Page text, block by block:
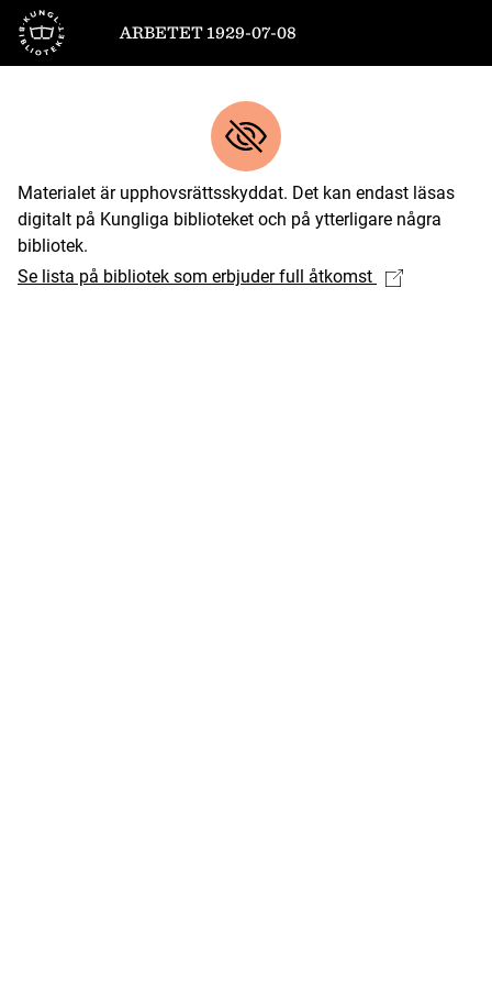
Till startsidan
ARBETET 1929-07-08
Materialet är upphovsrättsskyddat. Det kan endast läsas
digitalt på Kungliga biblioteket och på ytterligare några
bibliotek.
Se lista på bibliotek som erbjuder full åtkomst